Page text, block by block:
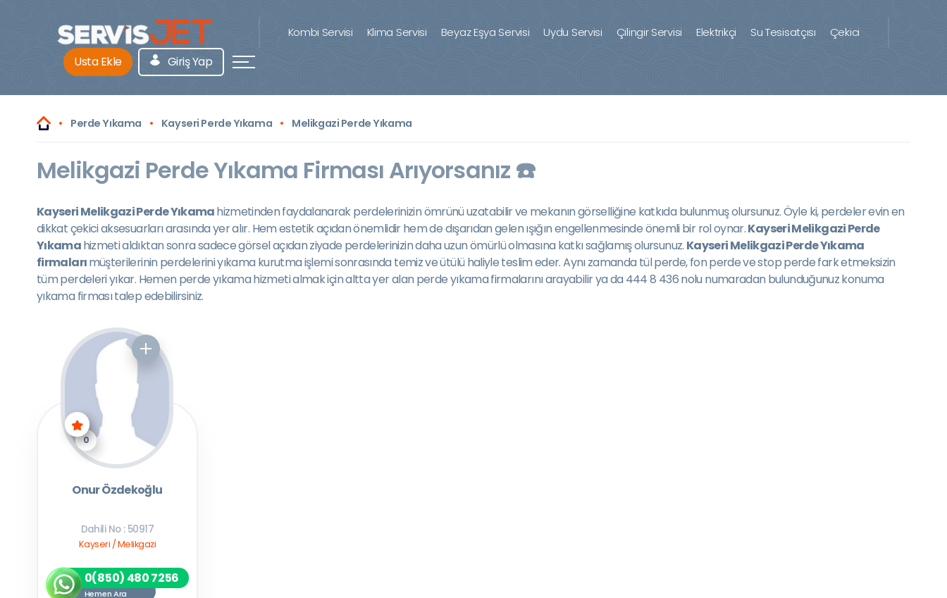
Kombi Servisi Klima Servisi Beyaz Eşya Servisi Uydu Servisi Çilingir Servisi Elektrikçi Su Tesisatçısı Çekici
Usta Ekle Giriş Yap
Perde Yıkama Kayseri Perde Yıkama Melikgazi Perde Yıkama
Melikgazi Perde Yıkama Firması Arıyorsanız ☎️
Kayseri Melikgazi Perde Yıkamahizmetinden faydalanarak perdelerinizin ömrünü uzatabilir ve mekanın görselliğine katkıda bulunmuş olursunuz. Öyle ki, perdeler evin en
dikkat çekici aksesuarları arasında yer alır. Hem estetik açıdan önemlidir hem de dışarıdan gelen ışığın engellenmesinde önemli bir rol oynar.Kayseri Melikgazi Perde
Yıkamahizmeti aldıktan sonra sadece görsel açıdan ziyade perdelerinizin daha uzun ömürlü olmasına katkı sağlamış olursunuz. Kayseri Melikgazi Perde Yıkama
firmalarımüşterilerinin perdelerini yıkama kurutma işlemi sonrasında temiz ve ütülü haliyle teslim eder. Aynı zamanda tül perde, fon perde ve stop perde fark etmeksizin
tüm perdeleri yıkar. Hemen perde yıkama hizmeti almak için altta yer alan perde yıkama firmalarını arayabilir ya da 444 8 436 nolu numaradan bulunduğunuz konuma
yıkama firması talep edebilirsiniz.
0
Onur Özdekoğlu
Dahili No : 50917
Kayseri / Melikgazi
0(850) 480 7256
Hemen Ara